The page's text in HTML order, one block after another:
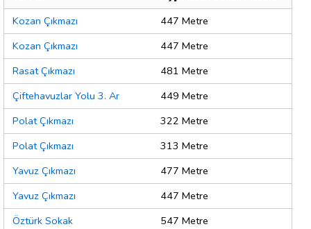
Kozan Çıkmazı
447 Metre
Kozan Çıkmazı
447 Metre
Rasat Çıkmazı
481 Metre
Çiftehavuzlar Yolu 3. Ar
449 Metre
Polat Çıkmazı
322 Metre
Polat Çıkmazı
313 Metre
Yavuz Çıkmazı
477 Metre
Yavuz Çıkmazı
447 Metre
Öztürk Sokak
547 Metre